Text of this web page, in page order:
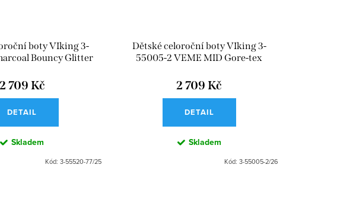
boty VIking 3-
Bouncy Glitter
2 709 Kč
DETAIL
Skladem
Kód: 3-55520-77/25
Dětské celoroční boty VIking 3-
55005-2 VEME MID Gore-tex
2 709 Kč
DETAIL
Skladem
Kód: 3-55005-2/26